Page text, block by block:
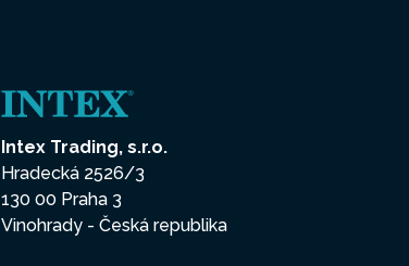
Intex Trading, s.r.o.
Hradecká 2526/3
130 00 Praha 3
Vinohrady - Česká republika